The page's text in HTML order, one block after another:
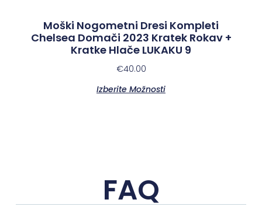
Moški Nogometni Dresi Kompleti
Chelsea Domači 2023 Kratek Rokav +
Kratke Hlače LUKAKU 9
€40.00
Izberite Možnosti
FAQ